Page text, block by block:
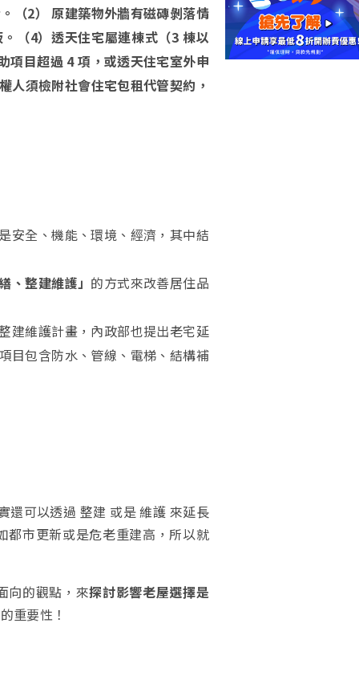
（2） 原建築物外牆有磁磚剝落情
（4）透天住宅屬連棟式（3 棟以
項目超過 4 項，或透天住宅室外申
人須檢附社會住宅包租代管契約，
安全、機能、環境、經濟，其中結
、整建維護」 的方式來改善居住品
建維護計畫，內政部也提出老宅延
目包含防水、管線、電梯、結構補
還可以透過 整建 或是 維護 來延長
都市更新或是危老重建高，所以就
向的觀點，來探討影響老屋選擇是
重要性！